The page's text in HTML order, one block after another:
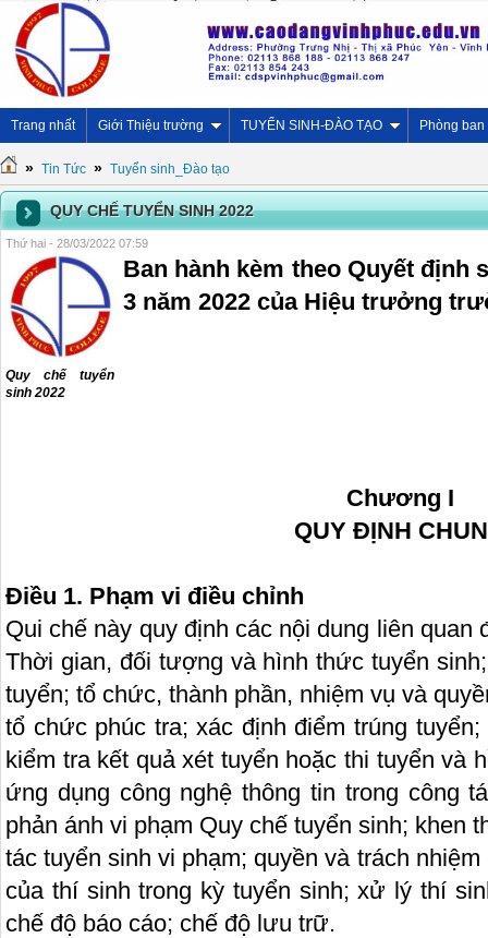
Trang nhất Giới Thiệu trường TUYỂN SINH-ĐÀO TẠO Phòng ban
» Tin Tức » Tuyển sinh_Đào tạo
QUY CHẾ TUYỂN SINH 2022
Thứ hai - 28/03/2022 07:59
Quy chế tuyển
sinh 2022
Ban hành kèm theo Quyết định
3 năm 2022 của Hiệu trưởng
Chương I
QUY ĐỊNH
Điều 1. Phạm vi điều chỉnh
Qui chế này quy định các nội dung liên
Thời gian, đối tượng và hình thức tuyển
tuyển; tổ chức, thành phần, nhiệm vụ và
tổ chức phúc tra; xác định điểm trúng
kiểm tra kết quả xét tuyển hoặc thi tuyển và
ứng dụng công nghệ thông tin trong công
phản ánh vi phạm Quy chế tuyển sinh; khen
tác tuyển sinh vi phạm; quyền và trách
của thí sinh trong kỳ tuyển sinh; xử lý thí
chế độ báo cáo; chế độ lưu trữ.